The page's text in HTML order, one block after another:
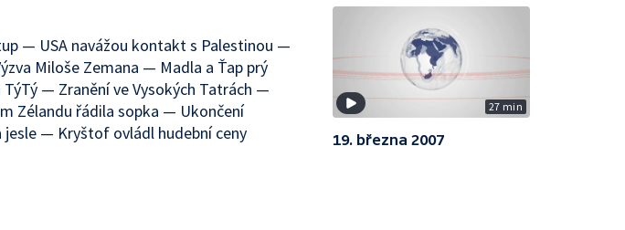
— USA navážou kontakt s Palestinou —
Miloše Zemana — Madla a Ťap prý
— Zranění ve Vysokých Tatrách —
Zélandu řádila sopka — Ukončení
— Kryštof ovládl hudební ceny
27 min
19. března 2007